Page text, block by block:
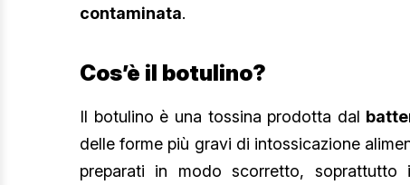
contaminata.
Cos’è il botulino?
Il botulino è una tossina prodotta dal
delle forme più gravi di intossicazione
preparati in modo scorretto,